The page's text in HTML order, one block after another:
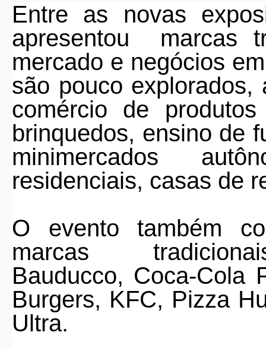
Entre as novas
apresentou
marcas
mercado e negócios
são pouco
comércio de
brinquedos, ensino de
minimercados
residenciais, casas de
O evento também
marcas
Bauducco, Coca-Cola
Burgers, KFC, Pizza
Ultra.